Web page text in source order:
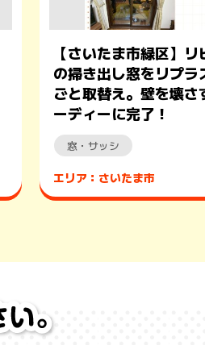
【さいたま市緑区】リ
の掃き出し窓をリプラ
ごと取替え。壁を壊さ
ーディーに完了！
窓・サッシ
エリア：さいたま市